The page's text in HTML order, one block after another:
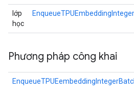
lớp
học
Phương pháp công khai